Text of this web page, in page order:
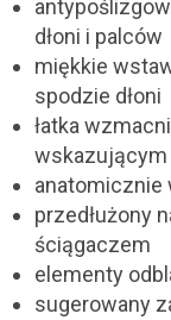
dłoni i palców
miękkie
spodzie dłoni
łatka
wskazującym
anatomicznie
przedłużony
ściągaczem
elementy
sugerowany